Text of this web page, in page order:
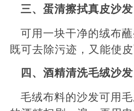
三、蛋清擦拭真皮沙发
可用一块干净的绒布
既可去除污迹，又能使皮
四、酒精清洗毛绒沙发
毛绒布料的沙发可用